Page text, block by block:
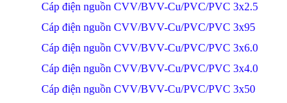
Cáp điện nguồn CVV/BVV-Cu/PVC/PVC 3x2.5
Cáp điện nguồn CVV/BVV-Cu/PVC/PVC 3x95
Cáp điện nguồn CVV/BVV-Cu/PVC/PVC 3x6.0
Cáp điện nguồn CVV/BVV-Cu/PVC/PVC 3x4.0
Cáp điện nguồn CVV/BVV-Cu/PVC/PVC 3x50